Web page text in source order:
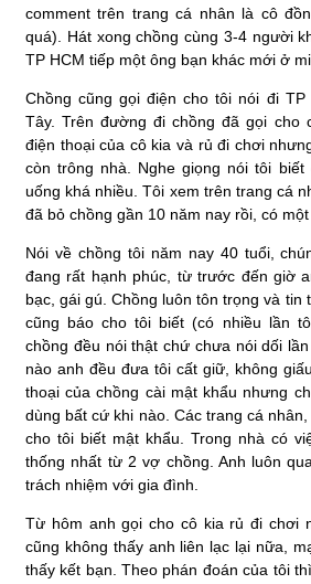
comment trên trang cá nhân là cô
quá). Hát xong chồng cùng 3-4 người
TP HCM tiếp một ông bạn khác mới ở
Chồng cũng gọi điện cho tôi nói đi TP
Tây. Trên đường đi chồng đã gọi cho
điện thoại của cô kia và rủ đi chơi
còn trông nhà. Nghe giọng nói tôi
uống khá nhiều. Tôi xem trên trang cá
đã bỏ chồng gần 10 năm nay rồi, có một
Nói về chồng tôi năm nay 40 tuổi,
đang rất hạnh phúc, từ trước đến giờ
bạc, gái gú. Chồng luôn tôn trọng và tin
cũng báo cho tôi biết (có nhiều lần
chồng đều nói thật chứ chưa nói dối
nào anh đều đưa tôi cất giữ, không
thoại của chồng cài mật khẩu nhưng
dùng bất cứ khi nào. Các trang cá
cho tôi biết mật khẩu. Trong nhà có
thống nhất từ 2 vợ chồng. Anh luôn
trách nhiệm với gia đình.
Từ hôm anh gọi cho cô kia rủ đi chơi
cũng không thấy anh liên lạc lại nữa,
thấy kết bạn. Theo phán đoán của tôi